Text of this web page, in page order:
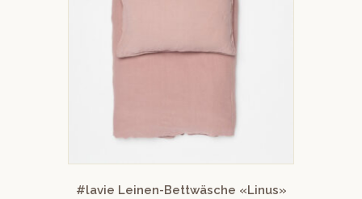
#lavie Leinen-Bettwäsche «Linus»